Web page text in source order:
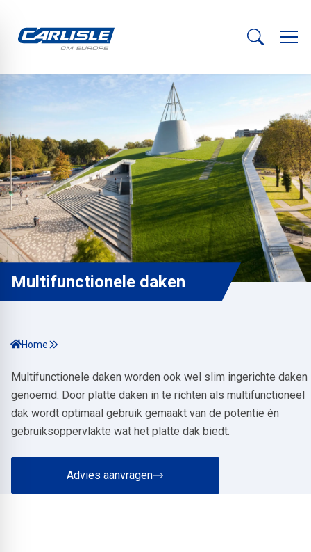
Home
Multifunctionele daken worden ook wel slim ingerichte daken
genoemd. Door platte daken in te richten als multifunctioneel
dak wordt optimaal gebruik gemaakt van de potentie én
gebruiksoppervlakte wat het platte dak biedt.
Advies aanvragen
Multifunctionele daken